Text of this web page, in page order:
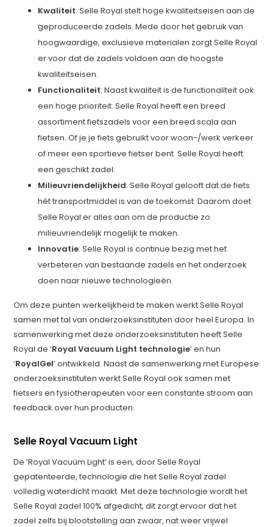
Kwaliteit: Selle Royal stelt hoge kwaliteitseisen aan de
geproduceerde zadels. Mede door het gebruik van
hoogwaardige, exclusieve materialen zorgt Selle Royal
er voor dat de zadels voldoen aan de hoogste
kwaliteitseisen.
Functionaliteit: Naast kwaliteit is de functionaliteit ook
een hoge prioriteit. Selle Royal heeft een breed
assortiment fietszadels voor een breed scala aan
fietsen. Of je je fiets gebruikt voor woon-/werk verkeer
of meer een sportieve fietser bent. Selle Royal heeft
een geschikt zadel.
Milieuvriendelijkheid: Selle Royal gelooft dat de fiets
hèt transportmiddel is van de toekomst. Daarom doet
Selle Royal er alles aan om de productie zo
milieuvriendelijk mogelijk te maken.
Innovatie: Selle Royal is continue bezig met het
verbeteren van bestaande zadels en het onderzoek
doen naar nieuwe technologieën.
Om deze punten werkelijkheid te maken werkt Selle Royal
samen met tal van onderzoeksinstituten door heel Europa. In
samenwerking met deze onderzoeksinstituten heeft Selle
Royal de ‘Royal Vacuum Light technologie’ en hun
‘RoyalGel’ ontwikkeld. Naast de samenwerking met Europese
onderzoeksinstituten werkt Selle Royal ook samen met
fietsers en fysiotherapeuten voor een constante stroom aan
feedback over hun producten.
Selle Royal Vacuum Light
De ‘Royal Vacuüm Light’ is een, door Selle Royal
gepatenteerde, technologie die het Selle Royal zadel
volledig waterdicht maakt. Met deze technologie wordt het
Selle Royal zadel 100% afgedicht, dit zorgt ervoor dat het
zadel zelfs bij blootstelling aan zwaar, nat weer vrijwel